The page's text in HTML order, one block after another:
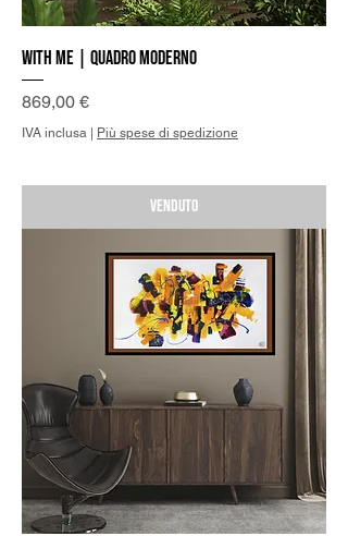
With me | Quadro Moderno
Prezzo
869,00 €
IVA inclusa Più spese di spedizione
Venduto